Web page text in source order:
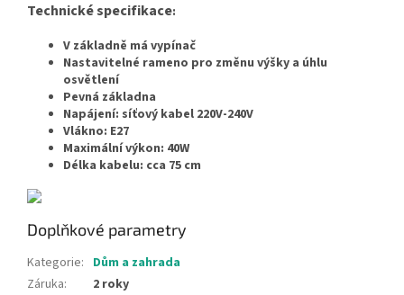
Technické specifikace:
V základně má vypínač
Nastavitelné rameno pro změnu výšky a úhlu
osvětlení
Pevná základna
Napájení: síťový kabel 220V-240V
Vlákno: E27
Maximální výkon: 40W
Délka kabelu: cca 75 cm
Doplňkové parametry
Kategorie: Dům a zahrada
Záruka:
2 roky